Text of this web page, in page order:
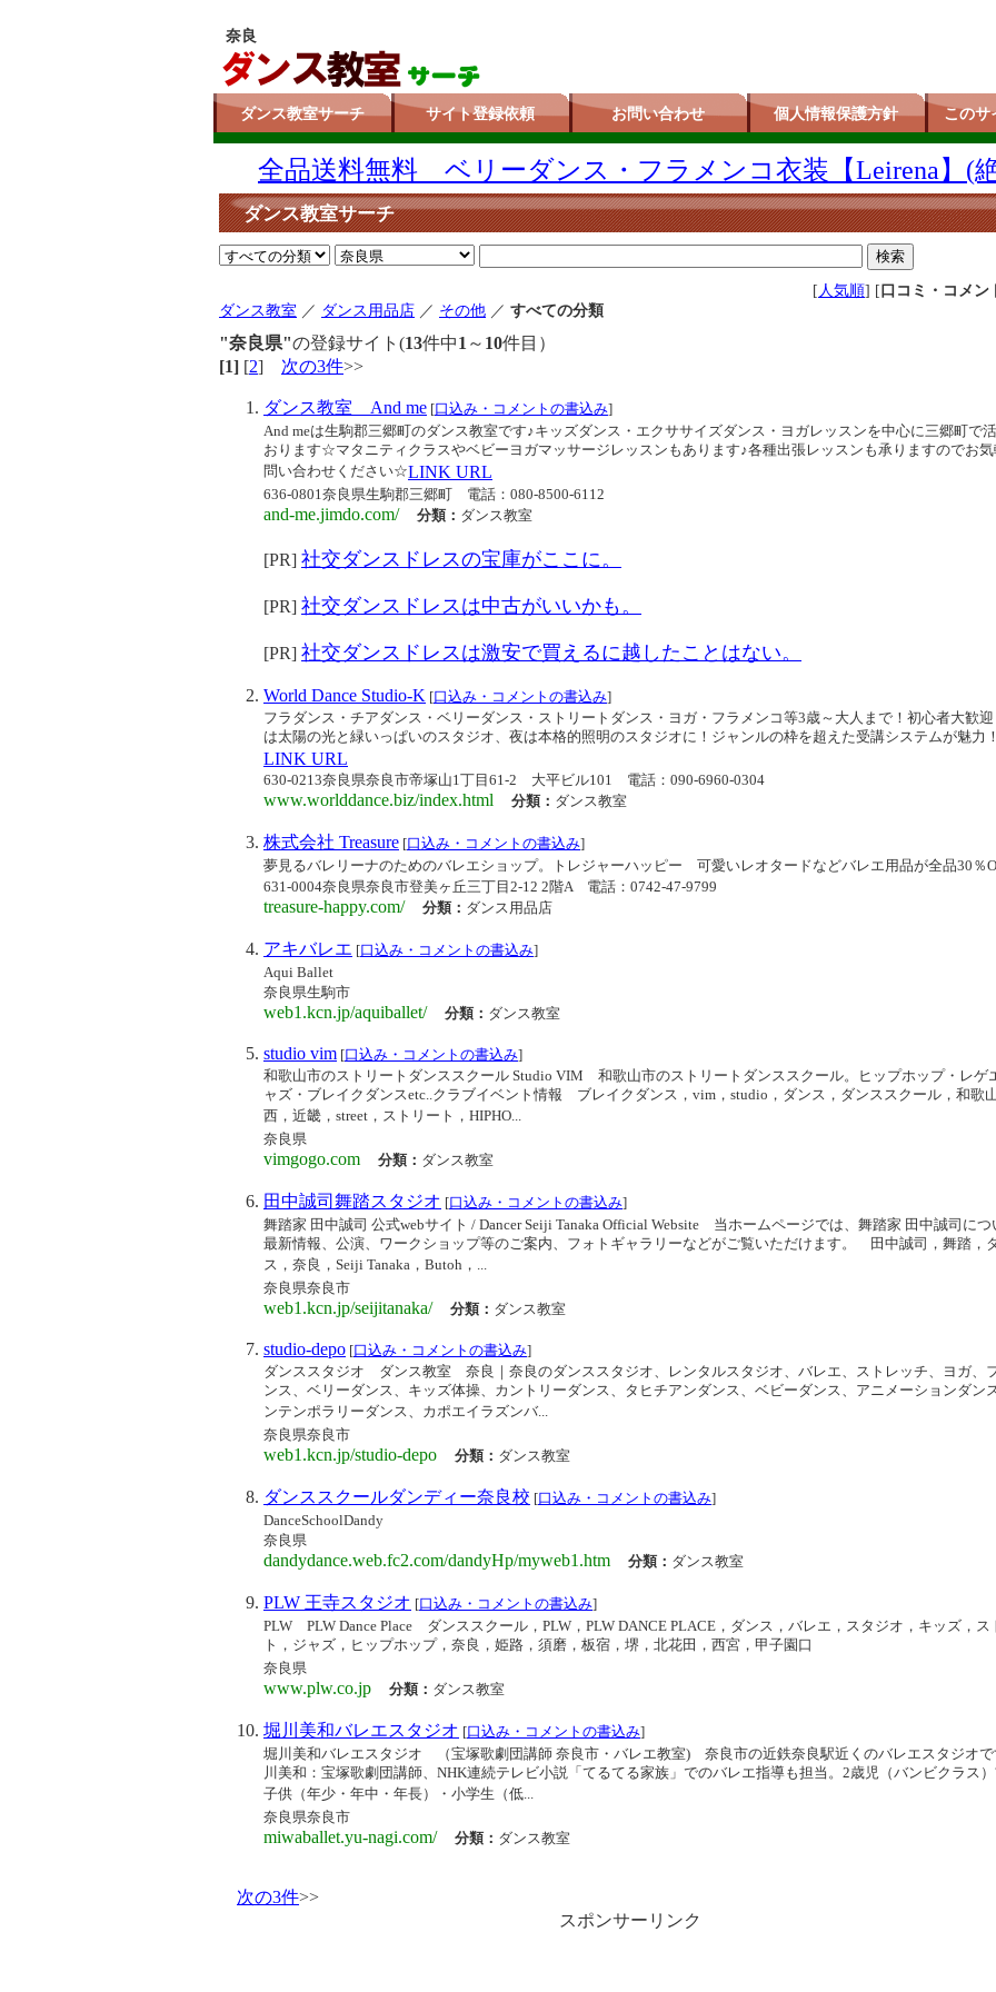
奈良
ダンス教室サーチ サイト登録依頼 お問い合わせ 個人情報保護方針 このサ
全品送料無料 ベリーダンス・フラメンコ衣装【Leirena】(
ダンス教室サーチ
[ 人気順] [ 口コミ・コメン
ダンス教室 ／ ダンス用品店 ／ その他 ／ すべての分類
"奈良県"の登録サイト(13件中1 ～ 10件目）
[1] [2] 次の3件>>
ダンス教室 And me [口込み・コメントの書込み]
And meは生駒郡三郷町のダンス教室です♪キッズダンス・エクササイズダンス・ヨガレッスンを中心に三郷町で
おります☆マタニティクラスやベビーヨガマッサージレッスンもあります♪各種出張レッスンも承りますのでお
問い合わせください☆LINK URL
636-0801奈良県生駒郡三郷町 電話：080-8500-6112
and-me.jimdo.com/ 分類： ダンス教室
[PR] 社交ダンスドレスの宝庫がここに。
[PR] 社交ダンスドレスは中古がいいかも。
[PR] 社交ダンスドレスは激安で買えるに越したことはない。
World Dance Studio-K [口込み・コメントの書込み]
フラダンス・チアダンス・ベリーダンス・ストリートダンス・ヨガ・フラメンコ等3歳～大人まで！初心者大歓
は太陽の光と緑いっぱいのスタジオ、夜は本格的照明のスタジオに！ジャンルの枠を超えた受講システムが魅力！
LINK URL
630-0213奈良県奈良市帝塚山1丁目61-2 大平ビル101 電話：090-6960-0304
www.worlddance.biz/index.html 分類： ダンス教室
株式会社 Treasure [口込み・コメントの書込み]
夢見るバレリーナのためのバレエショップ。トレジャーハッピー 可愛いレオタードなどバレエ用品が全品30％
631-0004奈良県奈良市登美ヶ丘三丁目2-12 2階A電話：0742-47-9799
treasure-happy.com/ 分類： ダンス用品店
アキバレエ [口込み・コメントの書込み]
Aqui Ballet
奈良県生駒市
web1.kcn.jp/aquiballet/ 分類： ダンス教室
studio vim [口込み・コメントの書込み]
和歌山市のストリートダンススクール Studio VIM 和歌山市のストリートダンススクール。ヒップホップ・レゲ
ャズ・ブレイクダンスetc..クラブイベント情報 ブレイクダンス，vim，studio，ダンス，ダンススクール，和歌
西，近畿，street，ストリート，HIPHO...
奈良県
vimgogo.com 分類： ダンス教室
田中誠司舞踏スタジオ [口込み・コメントの書込み]
舞踏家 田中誠司 公式webサイト / Dancer Seiji Tanaka Official Website 当ホームページでは、舞踏家 田中誠司につ
最新情報、公演、ワークショップ等のご案内、フォトギャラリーなどがご覧いただけます。 田中誠司，舞踏，
ス，奈良，Seiji Tanaka，Butoh，...
奈良県奈良市
web1.kcn.jp/seijitanaka/ 分類： ダンス教室
studio-depo [口込み・コメントの書込み]
ダンススタジオ ダンス教室 奈良｜奈良のダンススタジオ、レンタルスタジオ、バレエ、ストレッチ、ヨガ、
ンス、ベリーダンス、キッズ体操、カントリーダンス、タヒチアンダンス、ベビーダンス、アニメーションダン
ンテンポラリーダンス、カポエイラズンバ...
奈良県奈良市
web1.kcn.jp/studio-depo 分類： ダンス教室
ダンススクールダンディー奈良校 [口込み・コメントの書込み]
DanceSchoolDandy
奈良県
dandydance.web.fc2.com/dandyHp/myweb1.htm 分類： ダンス教室
PLW 王寺スタジオ [口込み・コメントの書込み]
PLW PLW Dance Place ダンススクール，PLW，PLW DANCE PLACE，ダンス，バレエ，スタジオ，キッズ，ス
ト，ジャズ，ヒップホップ，奈良，姫路，須磨，板宿，堺，北花田，西宮，甲子園口
奈良県
www.plw.co.jp 分類： ダンス教室
堀川美和バレエスタジオ [口込み・コメントの書込み]
堀川美和バレエスタジオ （宝塚歌劇団講師 奈良市・バレエ教室) 奈良市の近鉄奈良駅近くのバレエスタジオで
川美和：宝塚歌劇団講師、NHK連続テレビ小説「てるてる家族」でのバレエ指導も担当。2歳児（バンビクラス
子供（年少・年中・年長）・小学生（低...
奈良県奈良市
miwaballet.yu-nagi.com/ 分類： ダンス教室
次の3件>>
スポンサーリンク